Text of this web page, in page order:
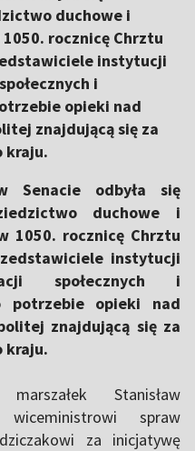
duchowe i
rocznicę Chrztu
instytucji
i
opieki nad
znajdującą się za
kraju.
odbyła się
duchowe i
1050. rocznicę Chrztu
instytucji
społecznych i
potrzebie opieki nad
znajdującą się za
kraju.
Stanisław
wiceministrowi spraw
za inicjatywę